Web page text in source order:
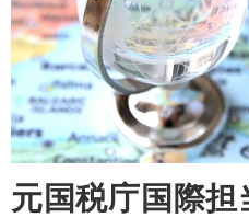
元国税庁国際